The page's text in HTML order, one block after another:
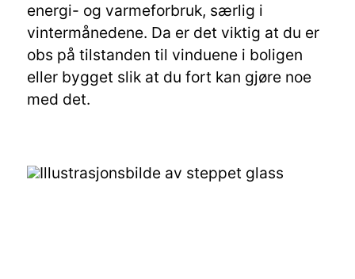
energi- og varmeforbruk, særlig i
vintermånedene. Da er det viktig at du er
obs på tilstanden til vinduene i boligen
eller bygget slik at du fort kan gjøre noe
med det.